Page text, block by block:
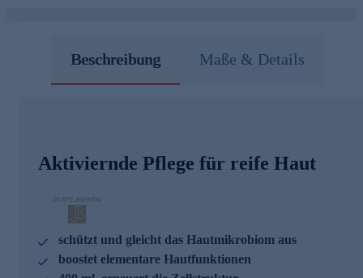
Beschreibung Maße & Details
Aktiviernde Pflege für reife Haut
schützt und gleicht das Hautmikrobiom aus
boostet elementare Hautfunktionen